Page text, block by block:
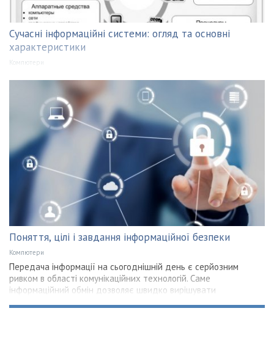
Сучасні інформаційні системи: огляд та основні
характеристики
Компютери
Поняття, цілі і завдання інформаційної безпеки
Компютери
Передача інформації на сьогоднішній день є серйозним
ривком в області комунікаційних технологій. Саме
інформаційний обмін дозволяє швидко вирішувати